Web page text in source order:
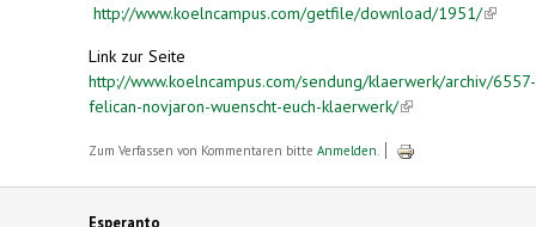
http://www.koelncampus.com/getfile/download/1951/(link is
Link zur Seite
http://www.koelncampus.com/sendung/klaerwerk/archiv/6557-
felican-novjaron-wuenscht-euch-klaerwerk/(link is
Zum Verfassen von Kommentaren bitte Anmelden
Esperanto